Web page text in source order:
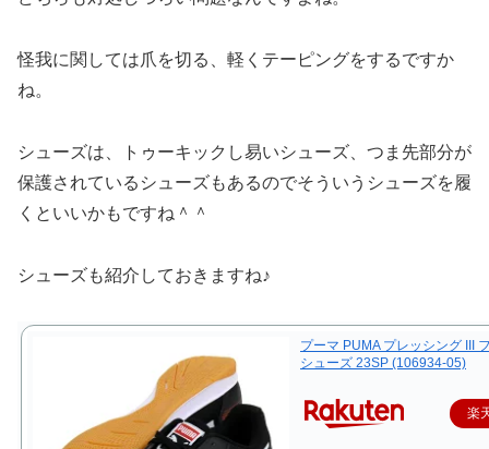
怪我に関しては爪を切る、軽くテーピングをするですか
ね。
シューズは、トゥーキックし易いシューズ、つま先部分が
保護されているシューズもあるのでそういうシューズを履
くといいかもですね＾＾
シューズも紹介しておきますね♪
プーマ PUMA プレッシング III
シューズ 23SP (106934-05)
楽